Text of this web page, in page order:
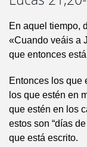
En aquel tiempo,
«Cuando veáis a
que entonces
Entonces los que
los que estén en
que estén en los
estos son “días
que está escrito.